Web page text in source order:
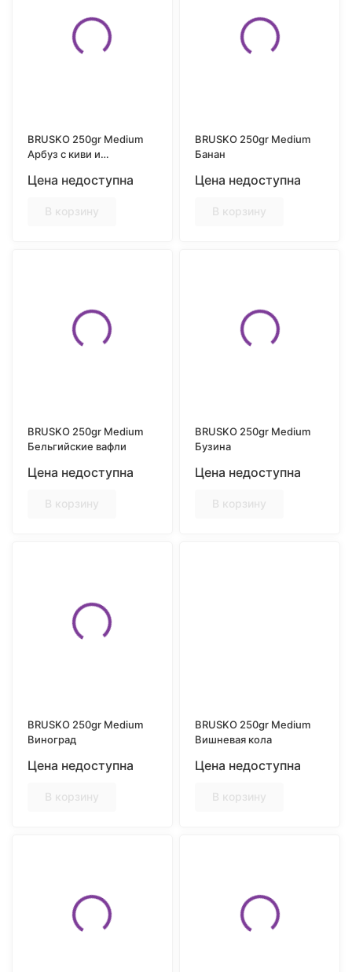
BRUSKO 250gr Medium
Арбуз с киви и
Цена недоступна
В корзину
BRUSKO 250gr Medium
Банан
Цена недоступна
В корзину
BRUSKO 250gr Medium
Бельгийские вафли
Цена недоступна
В корзину
BRUSKO 250gr Medium
Бузина
Цена недоступна
В корзину
BRUSKO 250gr Medium
Виноград
Цена недоступна
В корзину
BRUSKO 250gr Medium
Вишневая кола
Цена недоступна
В корзину